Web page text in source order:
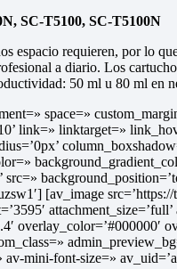
SC-T5100, SC-T5100N
espacio requieren, por lo
a diario. Los
50 ml u 80 ml en
space=»
link=» linktarget=»
[av_image
overlay_color=’#000000′
mini-font-size=»